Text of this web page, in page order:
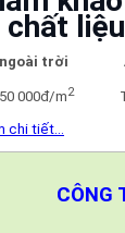
trời
000đ/m2
chi tiết…
CÔNG